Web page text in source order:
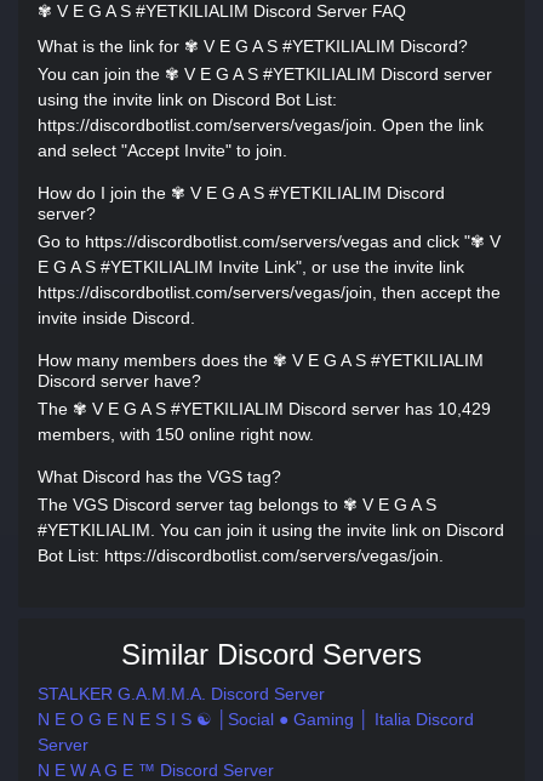
✾ V E G A S #YETKILIALIM Discord Server FAQ
What is the link for ✾ V E G A S #YETKILIALIM Discord?
You can join the ✾ V E G A S #YETKILIALIM Discord server
using the invite link on Discord Bot List:
https://discordbotlist.com/servers/vegas/join. Open the link
and select "Accept Invite" to join.
How do I join the ✾ V E G A S #YETKILIALIM Discord
server?
Go to https://discordbotlist.com/servers/vegas and click "✾ V
E G A S #YETKILIALIM Invite Link", or use the invite link
https://discordbotlist.com/servers/vegas/join, then accept the
invite inside Discord.
How many members does the ✾ V E G A S #YETKILIALIM
Discord server have?
The ✾ V E G A S #YETKILIALIM Discord server has 10,429
members, with 150 online right now.
What Discord has the VGS tag?
The VGS Discord server tag belongs to ✾ V E G A S
#YETKILIALIM. You can join it using the invite link on Discord
Bot List: https://discordbotlist.com/servers/vegas/join.
Similar Discord Servers
STALKER G.A.M.M.A. Discord Server
N E O G E N E S I S ☯ │Social ● Gaming │ Italia Discord
Server
N E W A G E ™ Discord Server